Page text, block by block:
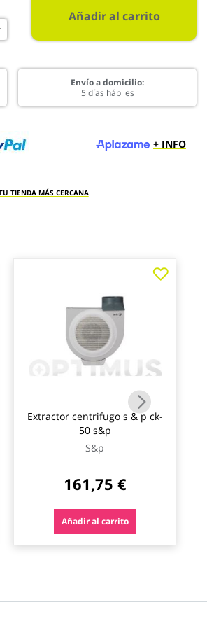
Añadir al carrito
Envío a domicilio:
5 días hábiles
+ INFO
TIENDA MÁS CERCANA
Extractor centrifugo s & p ck-
50 s&p
S&p
161,75 €
Añadir al carrito